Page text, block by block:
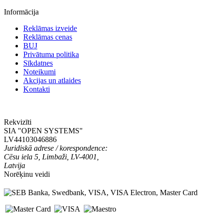
Informācija
Reklāmas izveide
Reklāmas cenas
BUJ
Privātuma politika
Sīkdatnes
Noteikumi
Akcijas un atlaides
Kontakti
Rekvizīti
SIA "OPEN SYSTEMS"
LV44103046886
Juridiskā adrese / korespondence:
Cēsu iela 5 Limbaži LV-4001,
Latvija
Norēķinu veidi